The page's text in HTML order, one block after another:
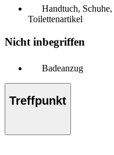
Handtuch,
Toilettenartikel
Nicht inbegriffen
Badeanzug
Treffpunkt